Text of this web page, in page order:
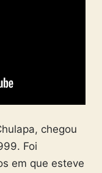
chegou
Foi
em que esteve